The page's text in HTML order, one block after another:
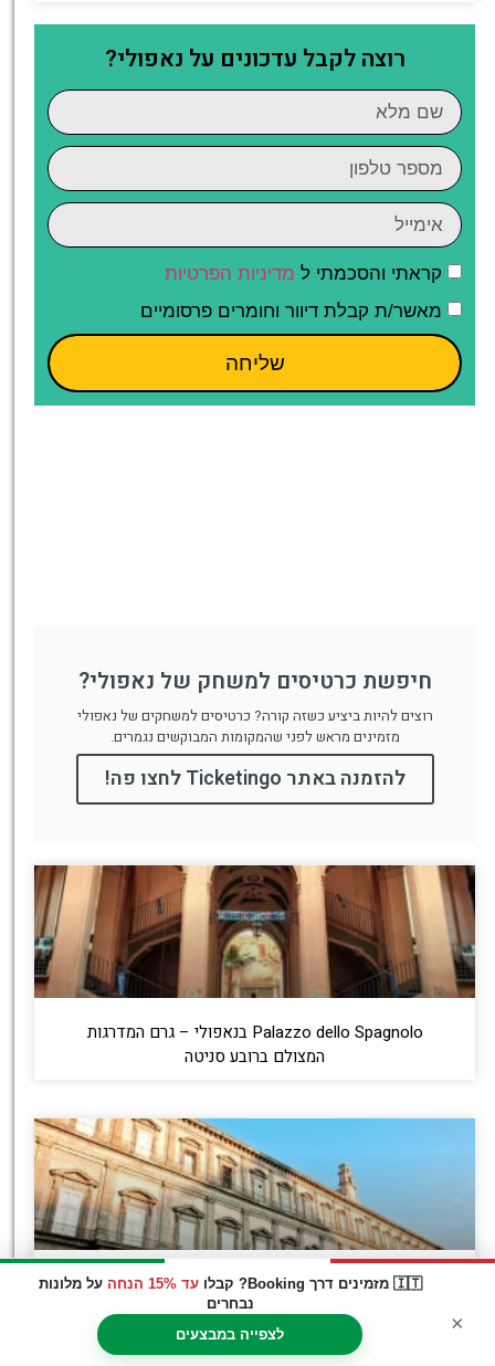
🇮🇹 מזמינים דרך Booking? קבלו עד 15% הנחה
על מלונות
נבחרים
לצפייה במבצעים
×
רוצה לקבל עדכונים על נאפולי?
קראתי והסכמתי ל מדיניות הפרטיות
מאשר/ת קבלת דיוור וחומרים פרסומיים
שליחה
חיפשת כרטיסים למשחק של נאפולי?
רוצים להיות ביציע כשזה קורה? כרטיסים למשחקים של נאפולי
מזמינים מראש לפני שהמקומות המבוקשים נגמרים.
להזמנה באתר Ticketingo לחצו פה!
Palazzo dello Spagnolo בנאפולי – גרם המדרגות
המצולם ברובע סניטה
Palazzo Zevallos Stigliano בנאפולי – ארמון אמנות
מרשים ברחוב ויה טולדו